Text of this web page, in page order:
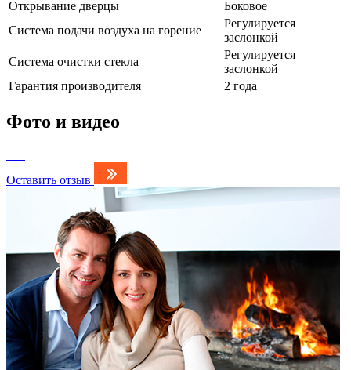
Открывание дверцы
Боковое
Система подачи воздуха на горение
Регулируется
заслонкой
Система очистки стекла
Регулируется
заслонкой
Гарантия производителя
2 года
Фото и видео
Оставить отзыв